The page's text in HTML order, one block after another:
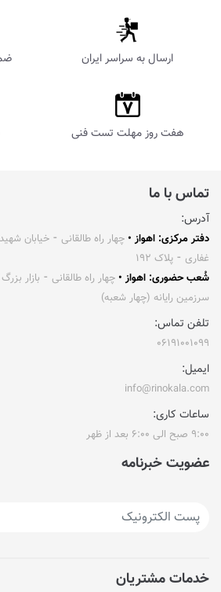
ارسال به سراسر ایران
هفت روز مهلت تست فنی
تماس با ما
آدرس:
دفتر مرکزی: اهواز • چهار راه طالقانی ⁃ خیابان
غفاری ⁃ پلاک ۱۹۲
شُعب حضوری: اهواز • چهار راه طالقانی ⁃ بازار
سرزمین رایانه (چهار شعبه)
تلفن تماس:
۰۶۱۹۱۰۰۱۰۹۹
ایمیل:
info@rinokala.com
ساعات کاری:
۹:۰۰ صبح الی ۶:۰۰ بعد از ظهر
عضویت خبرنامه
خدمات مشتریان